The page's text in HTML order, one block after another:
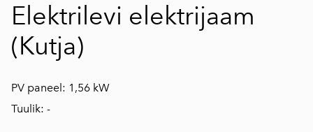
Elektrilevi elektrijaam
(Kutja)
PV paneel: 1,56 kW
Tuulik: -